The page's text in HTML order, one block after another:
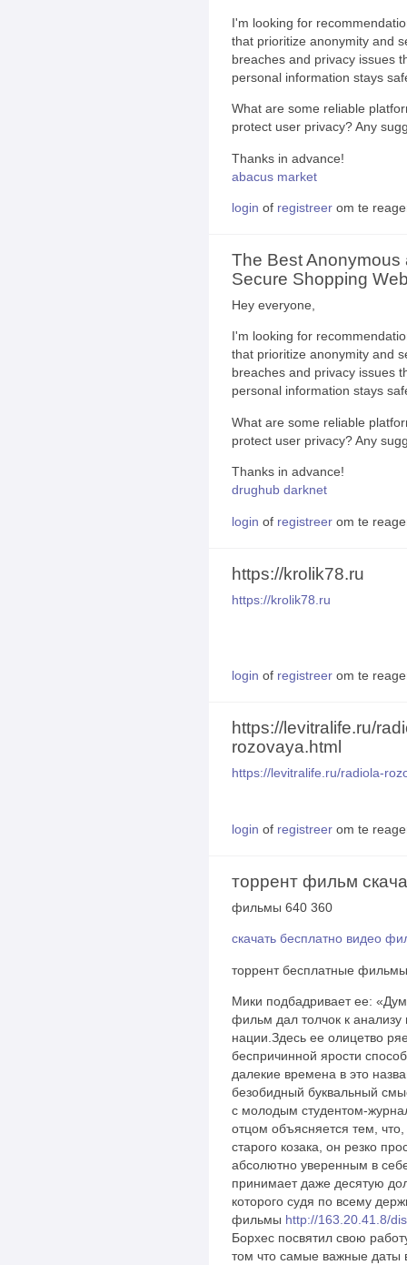
I'm looking for
that prioritize anonymity and
breaches and privacy issues
personal information stays
What are some reliable
protect user privacy? Any
Thanks in advance!
abacus market
login of registreer om te
The Best Anonymous
Secure Shopping
Hey everyone,
I'm looking for
that prioritize anonymity and
breaches and privacy issues
personal information stays
What are some reliable
protect user privacy? Any
Thanks in advance!
drughub darknet
login of registreer om te
https://krolik78.ru
https://krolik78.ru
login of registreer om te
https://levitralife.ru/
rozovaya.html
https://levitralife.ru/radiola-
login of registreer om te
торрент фильм
фильмы 640 360
скачать бесплатно видео
торрент бесплатные фильмы
Мики подбадривает ее:
фильм дал толчок к анализу
нации.Здесь ее олицетво
беспричинной ярости
далекие времена в это
безобидный буквальный
с молодым студентом-
отцом объясняется тем,
старого козака, он резко
абсолютно уверенным в
принимает даже десятую
которого судя по всему
фильмы http://163.20.41.8/
Борхес посвятил свою
том что самые важные даты